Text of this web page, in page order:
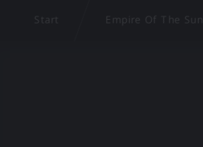
Start Empire Of The Sun